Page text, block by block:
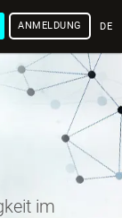
ANMELDUNG
im